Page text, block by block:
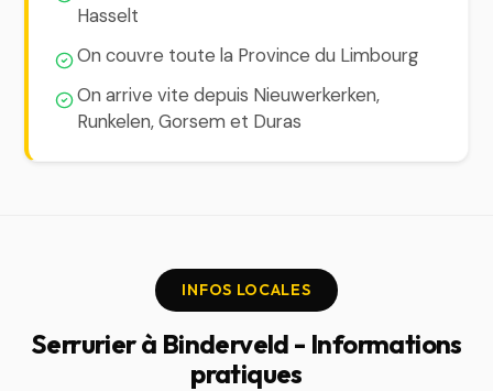
Hasselt
On couvre toute la Province du Limbourg
On arrive vite depuis Nieuwerkerken,
Runkelen, Gorsem et Duras
INFOS LOCALES
Serrurier à Binderveld - Informations
pratiques